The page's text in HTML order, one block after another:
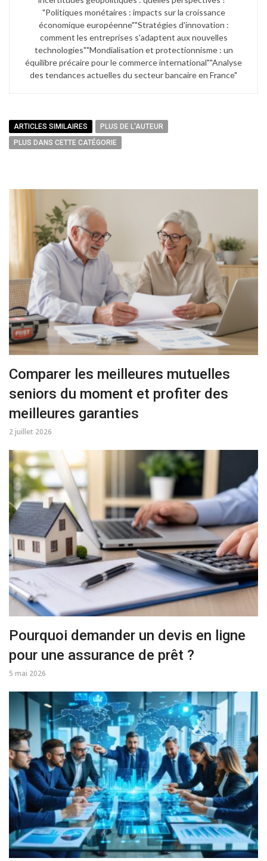
"Politiques monétaires : impacts sur la croissance
économique européenne"​ "Stratégies d'innovation :
comment les entreprises s'adaptent aux nouvelles
technologies"​ "Mondialisation et protectionnisme : un
équilibre précaire pour le commerce international"​ "Analyse
des tendances actuelles du secteur bancaire en France"
ARTICLES SIMILAIRES
PLUS DE L'AUTEUR
PLUS DANS CETTE CATÉGORIE
Comparer les meilleures mutuelles
seniors du moment et profiter des
meilleures garanties
2 juillet 2026
Pourquoi demander un devis en ligne
pour une assurance de prêt ?
5 mai 2026